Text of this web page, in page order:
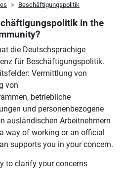
Beschäftigungspolitik
in the
die Deutschsprachige
für Beschäftigungspolitik.
Vermittlung von
von
betriebliche
und personenbezogene
ausländischen Arbeitnehmern
way of working or an official
supports you in your concern.
to clarify your concerns